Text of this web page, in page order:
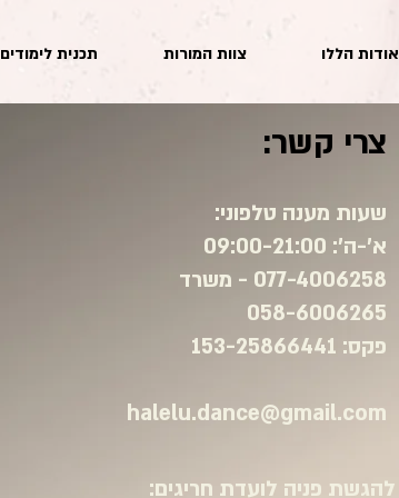
תכנית לימודים צוות המורות אודות הללו
צרי קשר:
שעות מענה טלפוני:
א'-ה': 09:00-21:00
077-4006258 - משרד
058-6006265
פקס: 153-25866441​
halelu.dance@gmail.com
להגשת פניה לועדת חריגים: